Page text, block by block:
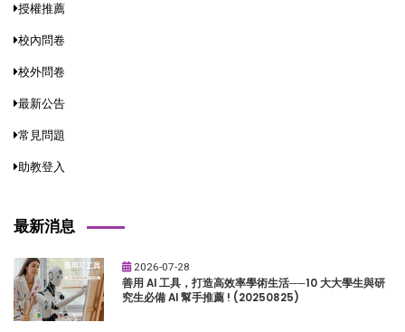
授權推薦
校內問卷
校外問卷
最新公告
常見問題
助教登入
最新消息
2026-07-28
善用 AI 工具，打造高效率學術生活──10 大大學生與研
究生必備 AI 幫手推薦 ! (20250825)